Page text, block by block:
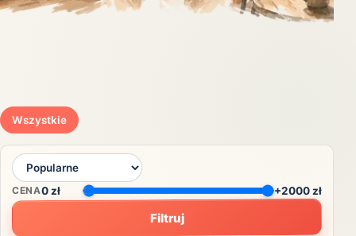
Wszystkie
CENA0zł +2000 zł
Filtruj